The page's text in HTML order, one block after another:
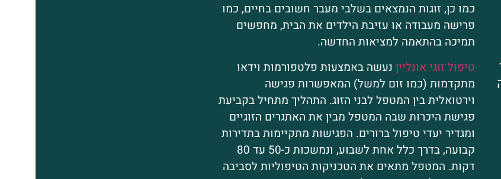
כמו כן, זוגות הנמצאים בשלבי מעבר חשובים בחיים, כמו
פרישה מעבודה או עזיבת הילדים את הבית, מחפשים
תמיכה בהתאמה למציאות החדשה.
טיפול זוגי אונליין נעשה באמצעות פלטפורמות וידאו
מתקדמות (כמו זום למשל) המאפשרות פגישה
וירטואלית בין המטפל לבני הזוג. התהליך מתחיל בקביעת
פגישת היכרות שבה המטפל מבין את האתגרים הזוגיים
ומגדיר יעדי טיפול ברורים. הפגישות מתקיימות בתדירות
קבועה, בדרך כלל אחת לשבוע, ונמשכות כ-50 עד 80
דקות. המטפל מתאים את הטכניקות הטיפוליות לסביבה